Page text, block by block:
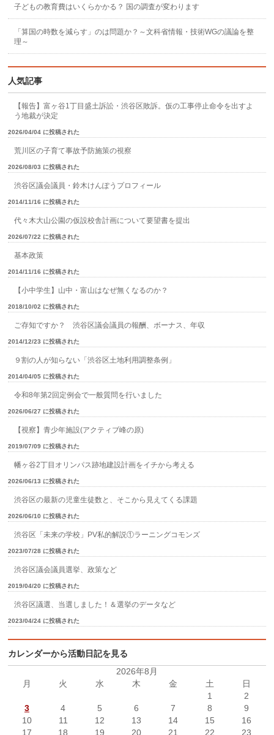
子どもの教育費はいくらかかる？ 国の調査が変わります
「算国の時数を減らす」のは問題か？～文科省情報・技術WGの議論を整
理～
人気記事
【報告】富ヶ谷1丁目盛土訴訟・渋谷区敗訴。仮の工事停止命令を出すよ
う地裁が決定
2026/04/04 に投稿された
荒川区の子育て事故予防施策の視察
2026/08/03 に投稿された
渋谷区議会議員・鈴木けんぽうプロフィール
2014/11/16 に投稿された
代々木大山公園の仮設校舎計画について要望書を提出
2026/07/22 に投稿された
基本政策
2014/11/16 に投稿された
【小中学生】山中・富山はなぜ無くなるのか？
2018/10/02 に投稿された
ご存知ですか？ 渋谷区議会議員の報酬、ボーナス、年収
2014/12/23 に投稿された
９割の人が知らない「渋谷区土地利用調整条例」
2014/04/05 に投稿された
令和8年第2回定例会で一般質問を行いました
2026/06/27 に投稿された
【視察】青少年施設(アクティブ峰の原)
2019/07/09 に投稿された
幡ヶ谷2丁目オリンパス跡地建設計画をイチから考える
2026/06/13 に投稿された
渋谷区の最新の児童生徒数と、そこから見えてくる課題
2026/06/10 に投稿された
渋谷区「未来の学校」PV私的解説①ラーニングコモンズ
2023/07/28 に投稿された
渋谷区議会議員選挙、政策など
2019/04/20 に投稿された
渋谷区議選、当選しました！＆選挙のデータなど
2023/04/24 に投稿された
カレンダーから活動日記を見る
2026年8月
月
火 水 木 金 土 日
1
2
3
4 5 6 7 8
9
10
11 12 13 14 15
16
17
18 19 20 21 22
23